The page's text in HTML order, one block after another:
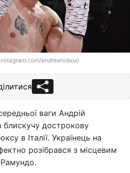
andreanobox)
ваги Андрій
дострокову
в Італії. Українець на
розібрався з місцевим